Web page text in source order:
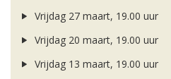
Vrijdag 27 maart, 19.00 uur
Vrijdag 20 maart, 19.00 uur
Vrijdag 13 maart, 19.00 uur